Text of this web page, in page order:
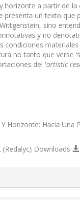
a partir de
presenta un texto
sino
y no
no tanto que verse
del 'artistic
Horizonte: Hacia
(Redalyc) Downloads